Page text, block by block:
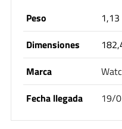
Peso
Dimensiones
Marca
Fecha llegada
19/